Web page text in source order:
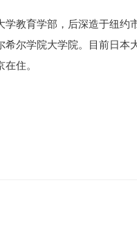
学教育学部，后深造于纽
希尔学院大学院。目前日本
住。